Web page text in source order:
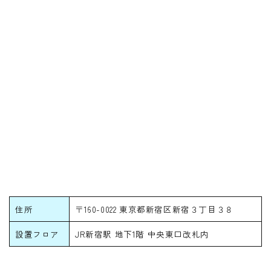
住所 〒160-0022 東京都新宿区新宿３丁目３８
設置フロア JR新宿駅 地下1階 中央東口改札内